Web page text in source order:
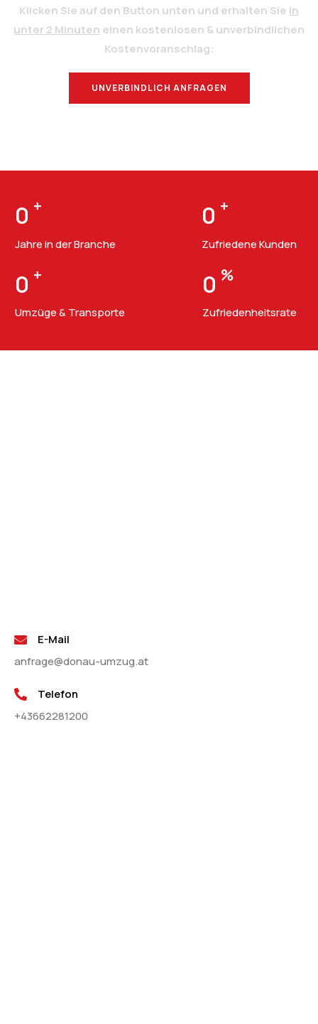
Klicken Sie auf den Button unten und erhalten Sie in
unter 2 Minuten einen kostenlosen & unverbindlichen
Kostenvoranschlag:
UNVERBINDLICH ANFRAGEN
0 +
Jahre in der Branche
0 +
Zufriedene Kunden
0 +
Umzüge & Transporte
0 %
Zufriedenheitsrate
E-Mail
anfrage@donau-umzug.at
Telefon
+43662281200